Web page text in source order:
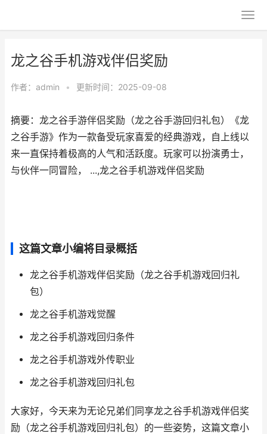
龙之谷手机游戏伴侣奖励
作者： admin • 更新时间：2025-09-08
摘要：龙之谷手游伴侣奖励（龙之谷手游回归礼包）《龙
之谷手游》作为一款备受玩家喜爱的经典游戏，自上线以
来一直保持着极高的人气和活跃度。玩家可以扮演勇士，
与伙伴一同冒险， ...,龙之谷手机游戏伴侣奖励
这篇文章小编将目录概括
龙之谷手机游戏伴侣奖励（龙之谷手机游戏回归礼
包）
龙之谷手机游戏觉醒
龙之谷手机游戏回归条件
龙之谷手机游戏外传职业
龙之谷手机游戏回归礼包
大家好，今天来为无论兄弟们同享龙之谷手机游戏伴侣奖
励（龙之谷手机游戏回归礼包）的一些姿势，这篇文章小